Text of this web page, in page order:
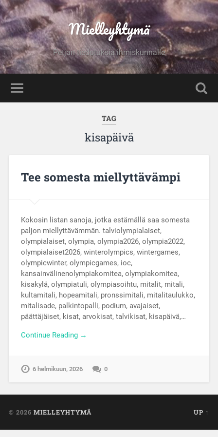
Mielleyhtymä
Petjan tiedotuksia ihmiskunnalle
TAG
kisapäivä
Tee somesta miellyttävämpi
Kokosin listan sanoja, jotka estämällä saa somesta
paljon miellyttävämmän. talviolympialaiset,
olympialaiset, olympia, olympia2026, olympia2022,
olympialaiset2026, winterolympics, wintergames,
olympicwinter, olympicgames, ioc,
kansainvälinenolympiakomitea, olympiakomitea,
kisakylä, olympiatuli, olympiasoihtu, mitalit, mitali,
kultamitali, hopeamitali, pronssimitali, mitalitaulukko,
mitalisade, palkintopalli, podium, avajaiset,
päättäjäiset, kisat, arvokisat, talvikisat, kisapäivä,…
Continue Reading →
6 helmikuun, 2026 0
© 2026 MIELLEYHTYMÄ UP ↑